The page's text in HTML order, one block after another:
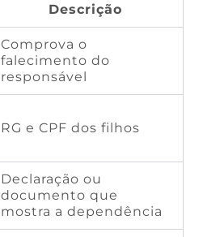
Descrição
Comprova o
falecimento do
responsável
RG e CPF dos filhos
Declaração ou
documento que
mostra a dependência